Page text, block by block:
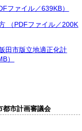
ファイル／639KB）
（PDFファイル／200K
田市版立地適正化計
）
都市計画審議会